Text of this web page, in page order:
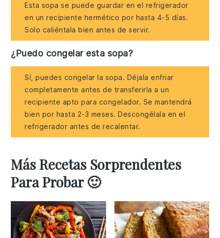
Esta sopa se puede guardar en el refrigerador
en un recipiente hermético por hasta 4-5 días.
Solo caliéntala bien antes de servir.
¿Puedo congelar esta sopa?
Sí, puedes congelar la sopa. Déjala enfriar
completamente antes de transferirla a un
recipiente apto para congelador. Se mantendrá
bien por hasta 2-3 meses. Descongélala en el
refrigerador antes de recalentar.
Más Recetas Sorprendentes
Para Probar 🙂